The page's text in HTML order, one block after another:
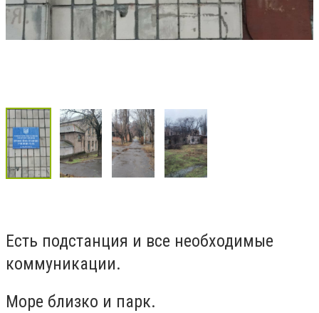
Есть подстанция и все необходимые
коммуникации.
Море близко и парк.